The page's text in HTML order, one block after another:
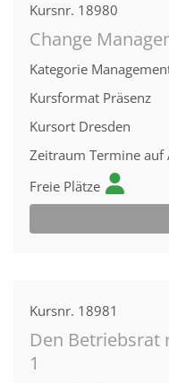
Kursnr. 18980
Change
Kategorie
Kursformat Präsenz
Kursort Dresden
Zeitraum Termine auf
Freie Plätze
Kursnr. 18981
Den Betriebsrat
1